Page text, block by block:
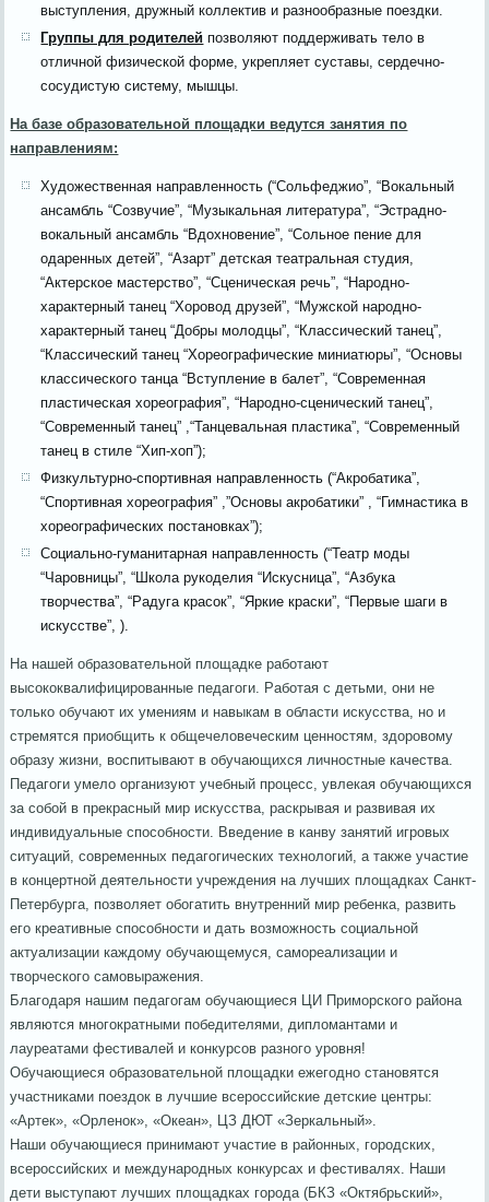
выступления, дружный коллектив и разнообразные поездки.
Группы для родителей позволяют поддерживать тело в
отличной физической форме, укрепляет суставы, сердечно-
сосудистую систему, мышцы.
На базе образовательной площадки ведутся занятия по
направлениям:
Художественная направленность (“Сольфеджио”, “Вокальный
ансамбль “Созвучие”, “Музыкальная литература”, “Эстрадно-
вокальный ансамбль “Вдохновение”, “Сольное пение для
одаренных детей”, “Азарт” детская театральная студия,
“Актерское мастерство”, “Сценическая речь”, “Народно-
характерный танец “Хоровод друзей”, “Мужской народно-
характерный танец “Добры молодцы”, “Классический танец”,
“Классический танец “Хореографические миниатюры”, “Основы
классического танца “Вступление в балет”, “Современная
пластическая хореография”, “Народно-сценический танец”,
“Современный танец” ,“Танцевальная пластика”, “Современный
танец в стиле “Хип-хоп”);
Физкультурно-спортивная направленность (“Акробатика”,
“Спортивная хореография” ,”Основы акробатики” , “Гимнастика в
хореографических постановках”);
Социально-гуманитарная направленность (“Театр моды
“Чаровницы”, “Школа рукоделия “Искусница”, “Азбука
творчества”, “Радуга красок”, “Яркие краски”, “Первые шаги в
искусстве”, ).
На нашей образовательной площадке работают
высококвалифицированные педагоги. Работая с детьми, они не
только обучают их умениям и навыкам в области искусства, но и
стремятся приобщить к общечеловеческим ценностям, здоровому
образу жизни, воспитывают в обучающихся личностные качества.
Педагоги умело организуют учебный процесс, увлекая обучающихся
за собой в прекрасный мир искусства, раскрывая и развивая их
индивидуальные способности. Введение в канву занятий игровых
ситуаций, современных педагогических технологий, а также участие
в концертной деятельности учреждения на лучших площадках Санкт-
Петербурга, позволяет обогатить внутренний мир ребенка, развить
его креативные способности и дать возможность социальной
актуализации каждому обучающемуся, самореализации и
творческого самовыражения.
Благодаря нашим педагогам обучающиеся ЦИ Приморского района
являются многократными победителями, дипломантами и
лауреатами фестивалей и конкурсов разного уровня!
Обучающиеся образовательной площадки ежегодно становятся
участниками поездок в лучшие всероссийские детские центры:
«Артек», «Орленок», «Океан», ЦЗ ДЮТ «Зеркальный».
Наши обучающиеся принимают участие в районных, городских,
всероссийских и международных конкурсах и фестивалях. Наши
дети выступают лучших площадках города (БКЗ «Октябрьский»,